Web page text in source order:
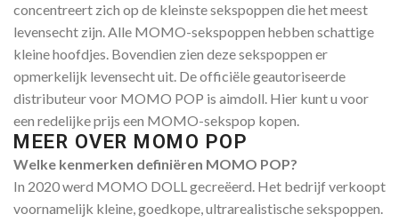
concentreert zich op de kleinste sekspoppen die het meest
levensecht zijn. Alle MOMO-sekspoppen hebben schattige
kleine hoofdjes. Bovendien zien deze sekspoppen er
opmerkelijk levensecht uit. De officiële geautoriseerde
distributeur voor MOMO POP is aimdoll. Hier kunt u voor
een redelijke prijs een MOMO-sekspop kopen.
MEER OVER MOMO POP
Welke kenmerken definiëren MOMO POP?
In 2020 werd MOMO DOLL gecreëerd. Het bedrijf verkoopt
voornamelijk kleine, goedkope, ultrarealistische sekspoppen.